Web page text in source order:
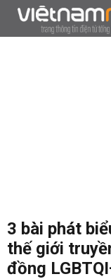
3 bài phát
thế giới
đồng